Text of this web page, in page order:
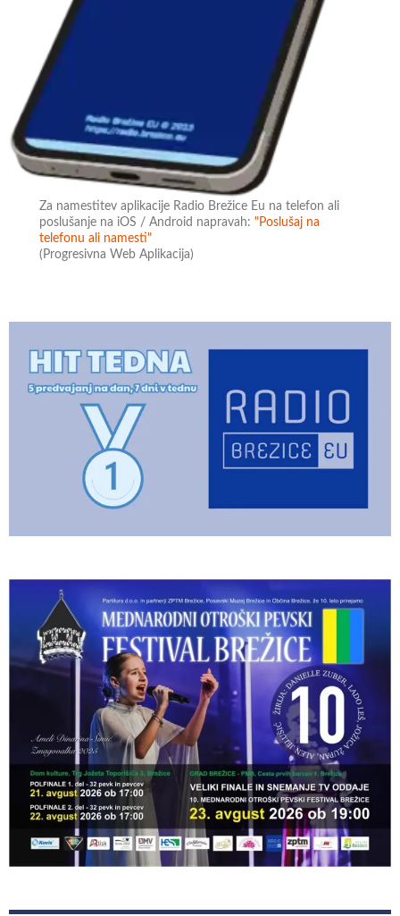
Za namestitev aplikacije Radio Brežice Eu na telefon ali
poslušanje na iOS / Android napravah:"Poslušaj na
telefonu ali namesti"
(Progresivna Web Aplikacija)